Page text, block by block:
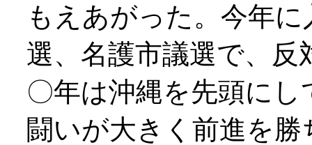
もえあがった。今年
選、名護市議選で、
〇年は沖縄を先頭に
闘いが大きく前進を